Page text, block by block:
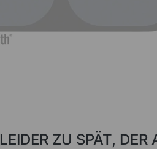
LEIDER ZU SPÄT, DER